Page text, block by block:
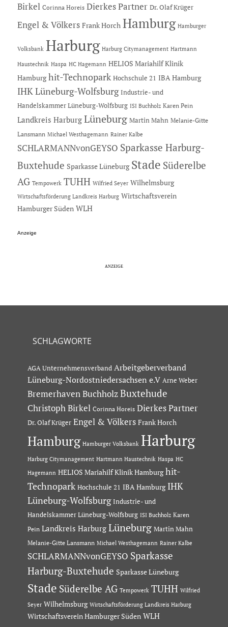
Birkel Corinna Horeis Dierkes Partner Dr. Olaf Krüger
Engel & Völkers Frank Horch Hamburg Hamburger
Volksbank Harburg Harburg Citymanagement Hartmann
Haustechnik Haspa HC Hagemann HELIOS Mariahilf Klinik
Hamburg hit-Technopark Hochschule 21 IBA Hamburg
IHK Lüneburg-Wolfsburg Industrie- und
Handelskammer Lüneburg-Wolfsburg ISI Buchholz Karen Pein
Landkreis Harburg Lüneburg Martin Mahn Melanie-Gitte
Lansmann Michael Westhagemann Rainer Kalbe
SCHLARMANNvonGEYSO Sparkasse Harburg-
Buxtehude Sparkasse Lüneburg Stade Süderelbe
AG Tempowerk TUHH Wilfried Seyer Wilhelmsburg
Wirtschaftsförderung Landkreis Harburg Wirtschaftsverein
Hamburger Süden WLH
Anzeige
SCHLAGWORTE
AGA Unternehmensverband Arbeitgeberverband
Lüneburg-Nordostniedersachsen e.V Arne Weber
Bremerhaven Buchholz Buxtehude
Christoph Birkel Corinna Horeis Dierkes Partner
Dr. Olaf Krüger Engel & Völkers Frank Horch
Hamburg Hamburger Volksbank Harburg
Harburg Citymanagement Hartmann Haustechnik Haspa HC
Hagemann HELIOS Mariahilf Klinik Hamburg hit-
Technopark Hochschule 21 IBA Hamburg IHK
Lüneburg-Wolfsburg Industrie- und
Handelskammer Lüneburg-Wolfsburg ISI Buchholz Karen
Pein Landkreis Harburg Lüneburg Martin Mahn
Melanie-Gitte Lansmann Michael Westhagemann Rainer Kalbe
SCHLARMANNvonGEYSO Sparkasse
Harburg-Buxtehude Sparkasse Lüneburg
Stade Süderelbe AG Tempowerk TUHH Wilfried
Seyer Wilhelmsburg Wirtschaftsförderung Landkreis Harburg
Wirtschaftsverein Hamburger Süden WLH